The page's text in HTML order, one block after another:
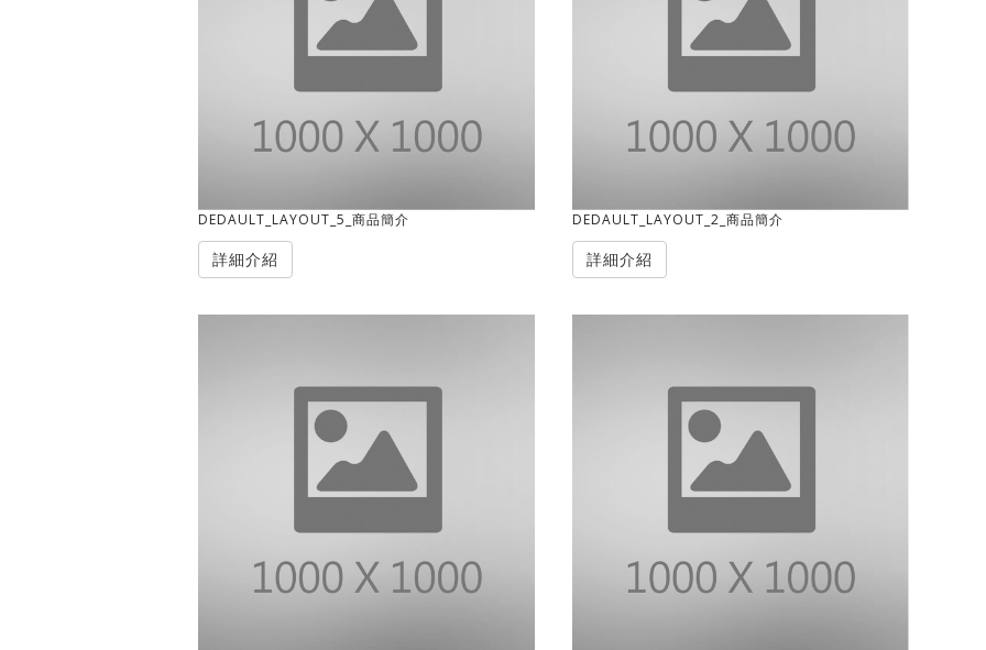
DEDAULT_LAYOUT_5_商品簡介
詳細介紹
DEDAULT_LAYOUT_2_商品簡介
詳細介紹